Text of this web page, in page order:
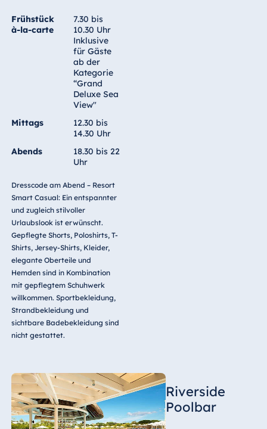
Frühstück
à-la-carte
7.30 bis
10.30 Uhr
Inklusive
für Gäste
ab der
Kategorie
“Grand
Deluxe Sea
View"
Mittags
12.30 bis
14.30 Uhr
Abends
18.30 bis 22
Uhr
Dresscode am Abend – Resort
Smart Casual: Ein entspannter
und zugleich stilvoller
Urlaubslook ist erwünscht.
Gepflegte Shorts, Poloshirts, T-
Shirts, Jersey-Shirts, Kleider,
elegante Oberteile und
Hemden sind in Kombination
mit gepflegtem Schuhwerk
willkommen. Sportbekleidung,
Strandbekleidung und
sichtbare Badebekleidung sind
nicht gestattet.
Riverside
Poolbar